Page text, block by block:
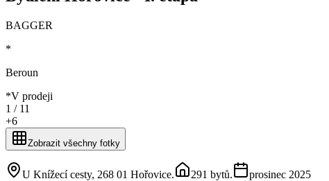
BAGGER
*
Beroun
*V prodeji
1 / 11
+6
Zobrazit všechny fotky
U Knížecí cesty, 268 01 Hořovice. 291 bytů. prosinec 2025